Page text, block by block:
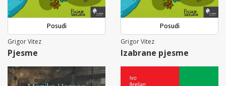
Posudi
Grigor Vitez
Pjesme
Posudi
Grigor Vitez
Izabrane pjesme